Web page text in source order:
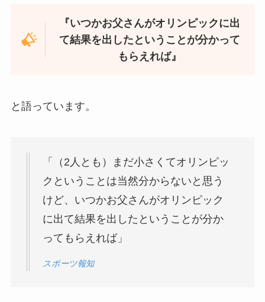
『いつかお父さんがオリンピックに出
て結果を出したということが分かって
もらえれば』
と語っています。
「（2人とも）まだ小さくてオリンピッ
クということは当然分からないと思う
けど、いつかお父さんがオリンピック
に出て結果を出したということが分か
ってもらえれば」
スポーツ報知